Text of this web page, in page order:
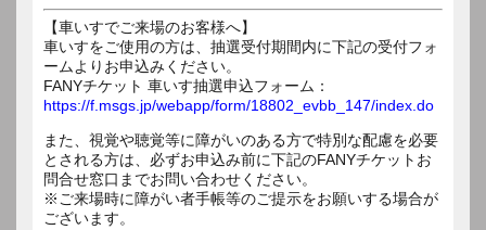
【車いすでご来場のお客様へ】
車いすをご使用の方は、抽選受付期間内に下記の受付フォ
ームよりお申込みください。
FANYチケット 車いす抽選申込フォーム：
https://f.msgs.jp/webapp/form/18802_evbb_147/index.do
また、視覚や聴覚等に障がいのある方で特別な配慮を必要
とされる方は、必ずお申込み前に下記のFANYチケットお
問合せ窓口までお問い合わせください。
※ご来場時に障がい者手帳等のご提示をお願いする場合が
ございます。